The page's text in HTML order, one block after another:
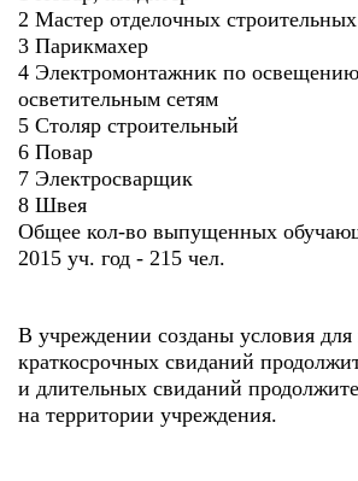
2 Мастер отделочных
3 Парикмахер
4 Электромонтажник по
осветительным сетям
5 Столяр строительный
6 Повар
7 Электросварщик
8 Швея
Общее кол-во выпущенных
2015 уч. год - 215 чел.
В учреждении созданы условия для
краткосрочных свиданий
и длительных свиданий
на территории учреждения.